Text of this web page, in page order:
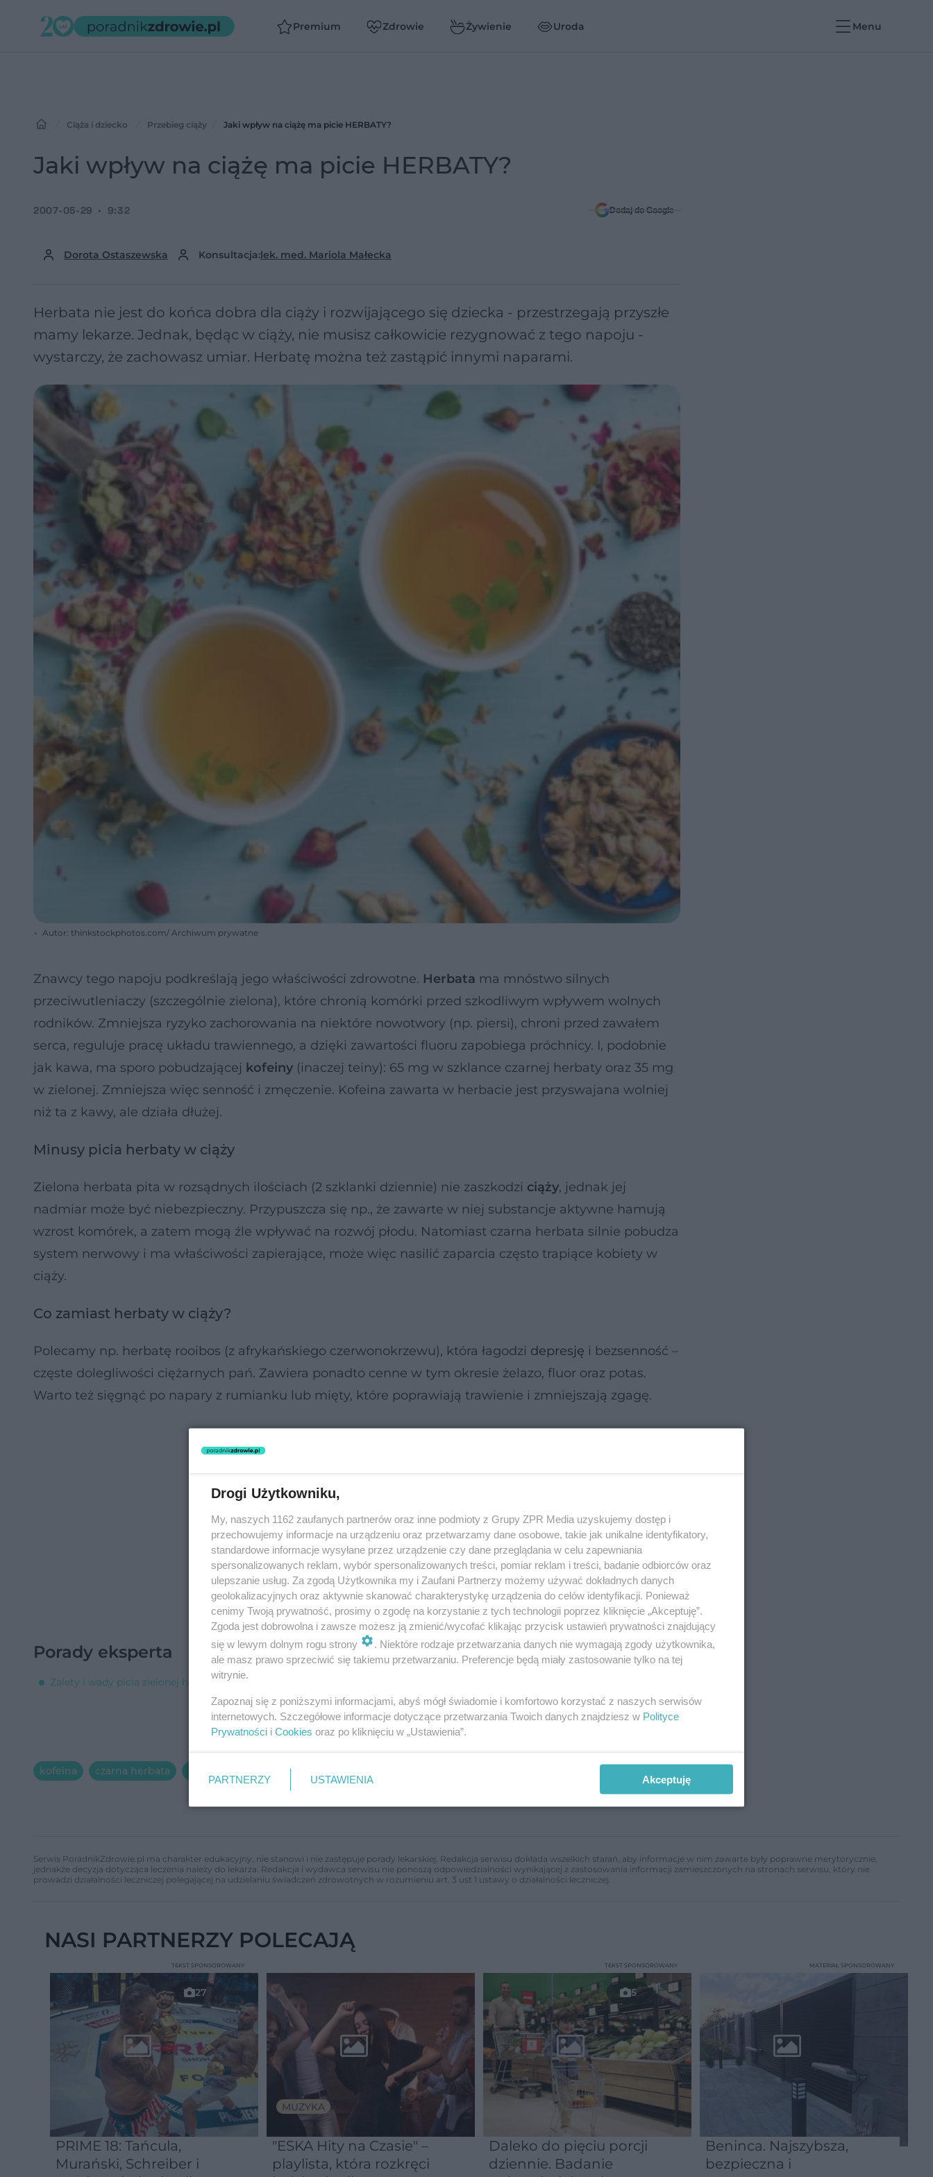
Premium Zdrowie Żywienie Uroda Menu
Ciąża i dziecko Przebieg ciąży Jaki wpływ na ciążę ma picie HERBATY?
Jaki wpływ na ciążę ma picie HERBATY?
Dorota Ostaszewska Konsultacja:lek. med. Mariola Małecka
2007-05-29 9:32 Dodaj do Google
Herbata nie jest do końca dobra dla ciąży i rozwijającego się dziecka - przestrzegają przyszłe
mamy lekarze. Jednak, będąc w ciąży, nie musisz całkowicie rezygnować z tego napoju -
wystarczy, że zachowasz umiar. Herbatę można też zastąpić innymi naparami.
Autor: thinkstockphotos.com/ Archiwum prywatne
Znawcy tego napoju podkreślają jego właściwości zdrowotne. Herbata ma mnóstwo silnych
przeciwutleniaczy (szczególnie zielona), które chronią komórki przed szkodliwym wpływem wolnych
rodników. Zmniejsza ryzyko zachorowania na niektóre nowotwory (np. piersi), chroni przed zawałem
serca, reguluje pracę układu trawiennego, a dzięki zawartości fluoru zapobiega próchnicy. I, podobnie
jak kawa, ma sporo pobudzającej kofeiny (inaczej teiny): 65 mg w szklance czarnej herbaty oraz 35 mg
w zielonej. Zmniejsza więc senność i zmęczenie. Kofeina zawarta w herbacie jest przyswajana wolniej
niż ta z kawy, ale działa dłużej.
Minusy picia herbaty w ciąży
Zielona herbata pita w rozsądnych ilościach (2 szklanki dziennie) nie zaszkodzi ciąży, jednak jej
nadmiar może być niebezpieczny. Przypuszcza się np., że zawarte w niej substancje aktywne hamują
wzrost komórek, a zatem mogą źle wpływać na rozwój płodu. Natomiast czarna herbata silnie pobudza
system nerwowy i ma właściwości zapierające, może więc nasilić zaparcia często trapiące kobiety w
ciąży.
Co zamiast herbaty w ciąży?
Polecamy np. herbatę rooibos (z afrykańskiego czerwonokrzewu), która łagodzi depresję i bezsenność –
częste dolegliwości ciężarnych pań. Zawiera ponadto cenne w tym okresie żelazo, fluor oraz potas.
Warto też sięgnąć po napary z rumianku lub mięty, które poprawiają trawienie i zmniejszają zgagę.
Porady eksperta
Zalety i wady picia zielonej herbaty [Porada eksperta]
kofeina czarna herbata
Serwis PoradnikZdrowie.pl ma charakter edukacyjny, nie stanowi i nie zastępuje porady lekarskiej. Redakcja serwisu dokłada wszelkich starań, aby informacje w nim zawarte były poprawne merytorycznie,
jednakże decyzja dotycząca leczenia należy do lekarza. Redakcja i wydawca serwisu nie ponoszą odpowiedzialności wynikającej z zastosowania informacji zamieszczonych na stronach serwisu, który nie
prowadzi działalności leczniczej polegającej na udzielaniu świadczeń zdrowotnych w rozumieniu art. 3 ust 1 ustawy o działalności leczniczej.
NASI PARTNERZY POLECAJĄ
27
PRIME 18: Tańcula,
Murański, Schreiber i
TEKST SPONSOROWANY
MUZYKA
"ESKA Hity na Czasie" –
playlista, która rozkręci
5
Daleko do pięciu porcji
dziennie. Badanie
TEKST SPONSOROWANY
Beninca. Najszybsza,
bezpieczna i
MATERIAŁ SPONSOROWANY
Drogi Użytkowniku,
My, naszych 1162 zaufanych partnerów oraz inne podmioty z Grupy ZPR Media uzyskujemy dostęp i
przechowujemy informacje na urządzeniu oraz przetwarzamy dane osobowe, takie jak unikalne identyfikatory,
standardowe informacje wysyłane przez urządzenie czy dane przeglądania w celu zapewniania
spersonalizowanych reklam, wybór spersonalizowanych treści, pomiar reklam i treści, badanie odbiorców oraz
ulepszanie usług. Za zgodą Użytkownika my i Zaufani Partnerzy możemy używać dokładnych danych
geolokalizacyjnych oraz aktywnie skanować charakterystykę urządzenia do celów identyfikacji. Ponieważ
cenimy Twoją prywatność, prosimy o zgodę na korzystanie z tych technologii poprzez kliknięcie „Akceptuję”.
Zgoda jest dobrowolna i zawsze możesz ją zmienić/wycofać klikając przycisk ustawień prywatności znajdujący
się w lewym dolnym rogu strony
. Niektóre rodzaje przetwarzania danych nie wymagają zgody użytkownika,
ale masz prawo sprzeciwić się takiemu przetwarzaniu. Preferencje będą miały zastosowanie tylko na tej
witrynie.
Zapoznaj się z poniższymi informacjami, abyś mógł świadomie i komfortowo korzystać z naszych serwisów
internetowych. Szczegółowe informacje dotyczące przetwarzania Twoich danych znajdziesz w Polityce
Prywatności i Cookies oraz po kliknięciu w „Ustawienia”.
PARTNERZY USTAWIENIA Akceptuję